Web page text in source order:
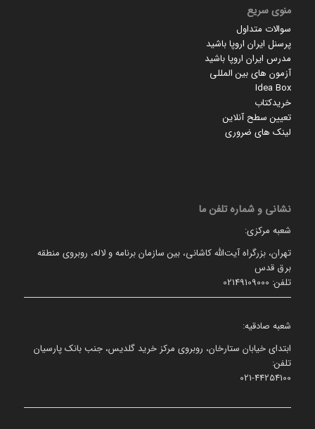
منوی سریع
سوالات متداول
پرسنل ایران اروپا باشید
مدرس ایران اروپا باشید
آزمون های بین المللی
Idea Box
خریدکتاب
تعیین سطح آنلاین
لینک های ضروری
نشانی و شماره تلفن ما
شعبه مرکزی:
تهران، بزرگراه آیت‌الله کاشانی، بین سازمان برنامه و لاله، روبروی منطقه
برق قدس
تلفن: 02149109000
شعبه صادقیه:
ابتدای خیابان ستارخان، روبروی مرکز خرید گلدیس، جنب بانک پارسیان
تلفن:
021-44254100